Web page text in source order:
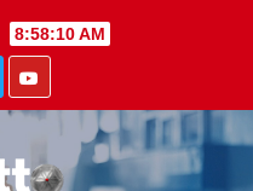
8:58:11 AM